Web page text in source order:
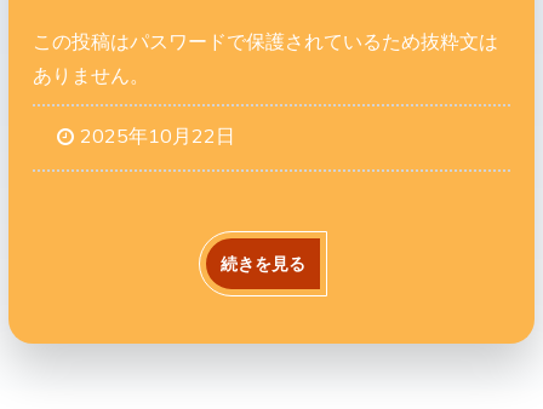
この投稿はパスワードで保護されているため抜粋文は
ありません。
2025年10月22日
続きを見る